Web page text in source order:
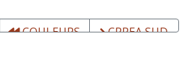
COULEURS
CRREA SUD